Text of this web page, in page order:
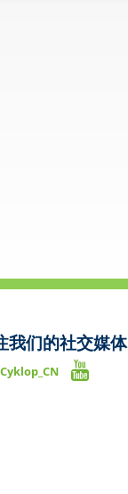
我们的社交媒体
Cyklop_CN